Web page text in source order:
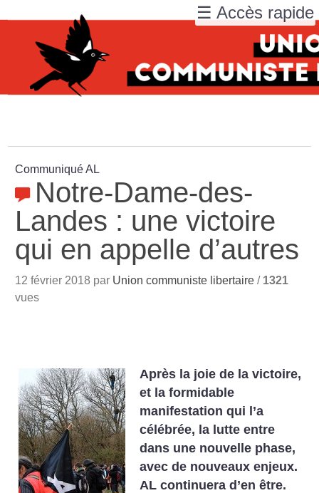
Communiqué AL
Notre-Dame-des-
Landes : une victoire
qui en appelle d’autres
12 février 2018 par Union communiste libertaire / 1321
vues
Après la joie de la victoire,
et la formidable
manifestation qui l’a
célébrée, la lutte entre
dans une nouvelle phase,
avec de nouveaux enjeux.
AL continuera d’en être.
☰ Accès rapide